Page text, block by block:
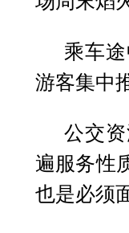
乘车
游客集中
公交
遍服务性
也是必须